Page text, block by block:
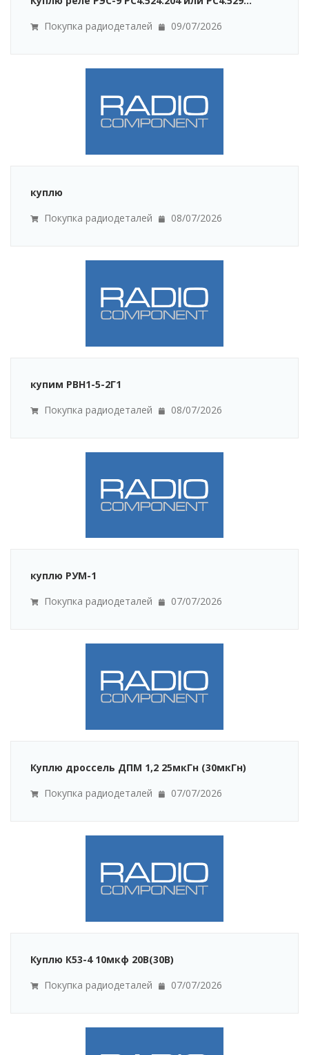
Покупка радиодеталей
09/07/2026
куплю
Покупка радиодеталей
08/07/2026
купим РВН1-5-2Г1
Покупка радиодеталей
08/07/2026
куплю РУМ-1
Покупка радиодеталей
07/07/2026
Куплю дроссель ДПМ 1,2 25мкГн (30мкГн)
Покупка радиодеталей
07/07/2026
Куплю К53-4 10мкф 20В(30В)
Покупка радиодеталей
07/07/2026